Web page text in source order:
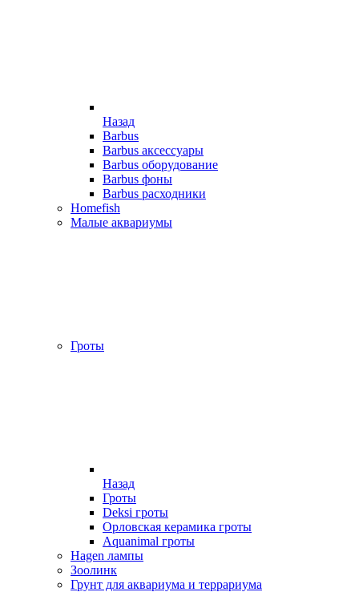
Назад
Barbus
Barbus аксессуары
Barbus оборудование
Barbus фоны
Barbus расходники
Homefish
Малые аквариумы
Гроты
Назад
Гроты
Deksi гроты
Орловская керамика гроты
Aquanimal гроты
Hagen лампы
Зоолинк
Грунт для аквариума и террариума